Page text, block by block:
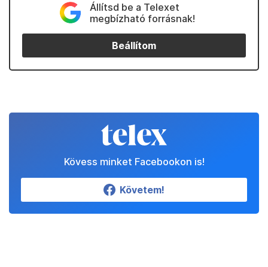
Állítsd be a Telexet
megbízható forrásnak!
Beállítom
Kövess minket Facebookon is!
Követem!